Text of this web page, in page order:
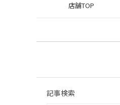
店舗TOP
記事検索